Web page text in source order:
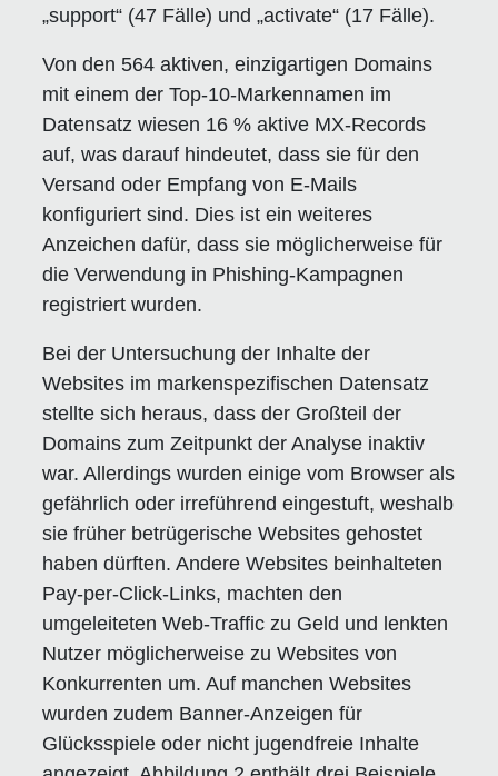
„support“ (47 Fälle) und „activate“ (17 Fälle).
Von den 564 aktiven, einzigartigen Domains
mit einem der Top-10-Markennamen im
Datensatz wiesen 16 % aktive MX-Records
auf, was darauf hindeutet, dass sie für den
Versand oder Empfang von E-Mails
konfiguriert sind. Dies ist ein weiteres
Anzeichen dafür, dass sie möglicherweise für
die Verwendung in Phishing-Kampagnen
registriert wurden.
Bei der Untersuchung der Inhalte der
Websites im markenspezifischen Datensatz
stellte sich heraus, dass der Großteil der
Domains zum Zeitpunkt der Analyse inaktiv
war. Allerdings wurden einige vom Browser als
gefährlich oder irreführend eingestuft, weshalb
sie früher betrügerische Websites gehostet
haben dürften. Andere Websites beinhalteten
Pay-per-Click-Links, machten den
umgeleiteten Web-Traffic zu Geld und lenkten
Nutzer möglicherweise zu Websites von
Konkurrenten um. Auf manchen Websites
wurden zudem Banner-Anzeigen für
Glücksspiele oder nicht jugendfreie Inhalte